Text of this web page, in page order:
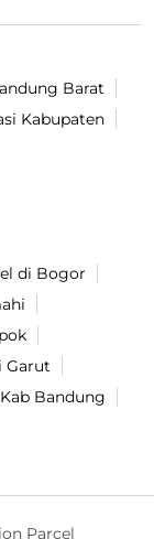
Barat
Kabupaten
di Bogor
Garut
Bandung
Parcel